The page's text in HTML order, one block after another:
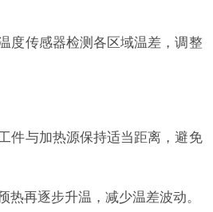
度传感器检测各区域温差，调整
件与加热源保持适当距离，避免
热再逐步升温，减少温差波动。